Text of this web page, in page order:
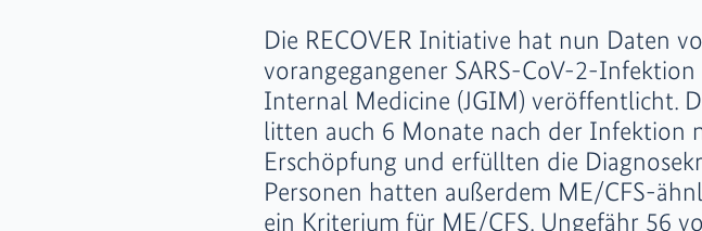
Die RECOVER Initiative hat nun Daten
vorangegangener SARS-CoV-2-
Internal Medicine (JGIM) veröffentlicht.
litten auch 6 Monate nach der Infektion
Erschöpfung und erfüllten die
Personen hatten außerdem ME/CFS-
ein Kriterium für ME/CFS. Ungefähr 56